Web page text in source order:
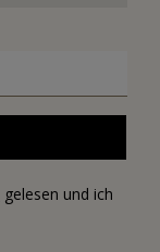
gelesen und ich